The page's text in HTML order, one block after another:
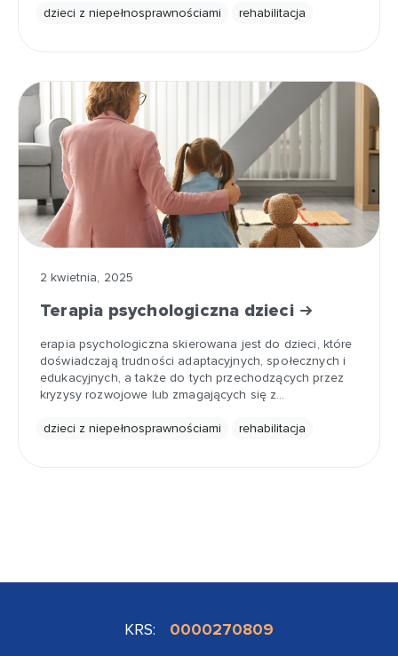
dzieci z niepełnosprawnościami rehabilitacja
2 kwietnia, 2025
Terapia psychologiczna dzieci
erapia psychologiczna skierowana jest do dzieci, które
doświadczają trudności adaptacyjnych, społecznych i
edukacyjnych, a także do tych przechodzących przez
kryzysy rozwojowe lub zmagających się z…
dzieci z niepełnosprawnościami rehabilitacja
KRS: 0000270809